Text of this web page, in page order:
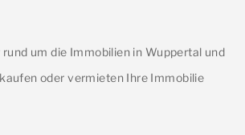
um die Immobilien in Wuppertal und
oder vermieten Ihre Immobilie